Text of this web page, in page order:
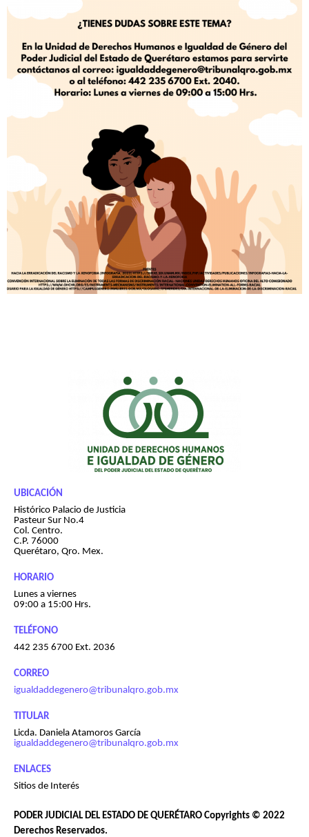
UBICACIÓN
Histórico Palacio de Justicia
Pasteur Sur No.4
Col. Centro.
C.P. 76000
Querétaro, Qro. Mex.
HORARIO
Lunes a viernes
09:00 a 15:00 Hrs.
TELÉFONO
442 235 6700 Ext. 2036
CORREO
igualdaddegenero@tribunalqro.gob.mx
TITULAR
Licda. Daniela Atamoros García
igualdaddegenero@tribunalqro.gob.mx
ENLACES
Sitios de Interés
PODER JUDICIAL DEL ESTADO DE QUERÉTARO Copyrights © 2022
Derechos Reservados.